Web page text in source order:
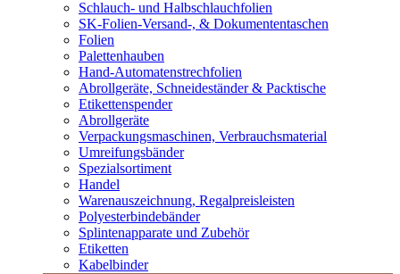
Schlauch- und Halbschlauchfolien
SK-Folien-Versand-, & Dokumententaschen
Folien
Palettenhauben
Hand-Automatenstrechfolien
Abrollgeräte, Schneideständer & Packtische
Etikettenspender
Abrollgeräte
Verpackungsmaschinen, Verbrauchsmaterial
Umreifungsbänder
Spezialsortiment
Handel
Warenauszeichnung, Regalpreisleisten
Polyesterbindebänder
Splintenapparate und Zubehör
Etiketten
Kabelbinder